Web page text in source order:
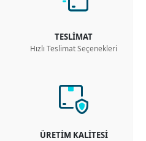
TESLİMAT
Hızlı Teslimat Seçenekleri
ÜRETİM KALİTESİ